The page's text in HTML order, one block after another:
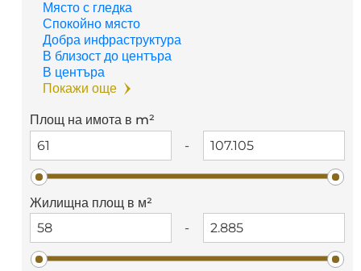
Място с гледка
Спокойно място
Добра инфраструктура
В близост до центъра
В центъра
Покажи още
Площ на имота в m²
-
Жилищна площ в м²
-